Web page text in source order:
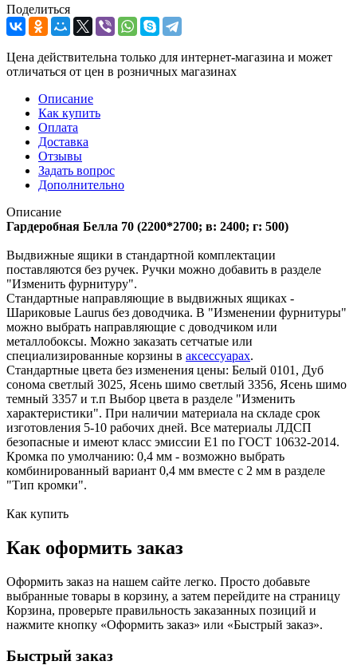
Поделиться
Цена действительна только для интернет-магазина и может
отличаться от цен в розничных магазинах
Описание
Как купить
Оплата
Доставка
Отзывы
Задать вопрос
Дополнительно
Описание
Гардеробная Белла 70 (2200*2700; в: 2400; г: 500)
Выдвижные ящики в стандартной комплектации
поставляются без ручек. Ручки можно добавить в разделе
"Изменить фурнитуру".
Стандартные направляющие в выдвижных ящиках -
Шариковые Laurus без доводчика. В "Изменении фурнитуры"
можно выбрать направляющие с доводчиком или
металлобоксы. Можно заказать сетчатые или
специализированные корзины в аксессуарах.
Стандартные цвета без изменения цены: Белый 0101, Дуб
сонома светлый 3025, Ясень шимо светлый 3356, Ясень шимо
темный 3357 и т.п Выбор цвета в разделе "Изменить
характеристики". При наличии материала на складе срок
изготовления 5-10 рабочих дней. Все материалы ЛДСП
безопасные и имеют класс эмиссии Е1 по ГОСТ 10632-2014.
Кромка по умолчанию: 0,4 мм - возможно выбрать
комбинированный вариант 0,4 мм вместе с 2 мм в разделе
"Тип кромки".
Как купить
Как оформить заказ
Оформить заказ на нашем сайте легко. Просто добавьте
выбранные товары в корзину, а затем перейдите на страницу
Корзина, проверьте правильность заказанных позиций и
нажмите кнопку «Оформить заказ» или «Быстрый заказ».
Быстрый заказ